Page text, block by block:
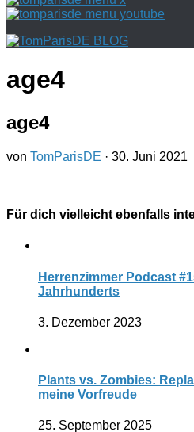
age4
age4
von TomParisDE · 30. Juni 2021
Für dich vielleicht ebenfalls
Herrenzimmer Podcast
Jahrhunderts
3. Dezember 2023
Plants vs. Zombies:
meine Vorfreude
25. September 2025